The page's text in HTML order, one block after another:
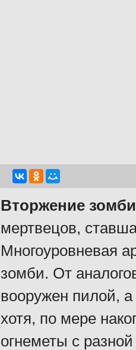
Вторжение зомби
мертвецов,
Многоуровневая
зомби. От
вооружен пилой,
хотя, по мере
огнеметы с